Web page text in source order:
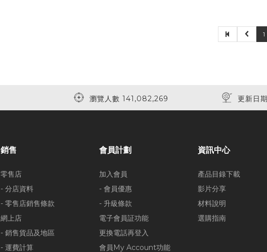
1
瀏覽人數 141,082,269 更新日
銷售
零售店
- 分店資料
- 零售店銷售條款
網上店
- 銷售貨品及地區
- 運費計算
會員計劃
加入會員
- 會員優惠
- 升級條款
電子會員証功能
更換電話再登入
會員My Account功能
資訊中心
產品目錄下載
影片分享
材料說明
選購指南